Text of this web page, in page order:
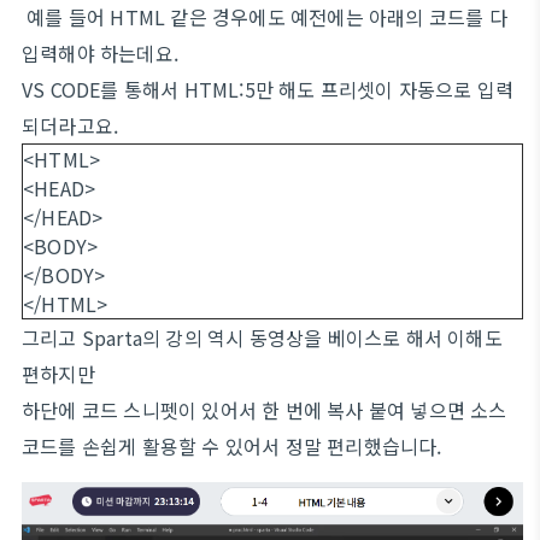
예를 들어 HTML 같은 경우에도 예전에는 아래의 코드를 다
입력해야 하는데요.
VS CODE를 통해서 HTML:5만 해도 프리셋이 자동으로 입력
되더라고요.
<HTML>
<HEAD>
</HEAD>
<BODY>
</BODY>
</HTML>
그리고 Sparta의 강의 역시 동영상을 베이스로 해서 이해도
편하지만
하단에 코드 스니펫이 있어서 한 번에 복사 붙여 넣으면 소스
코드를 손쉽게 활용할 수 있어서 정말 편리했습니다.